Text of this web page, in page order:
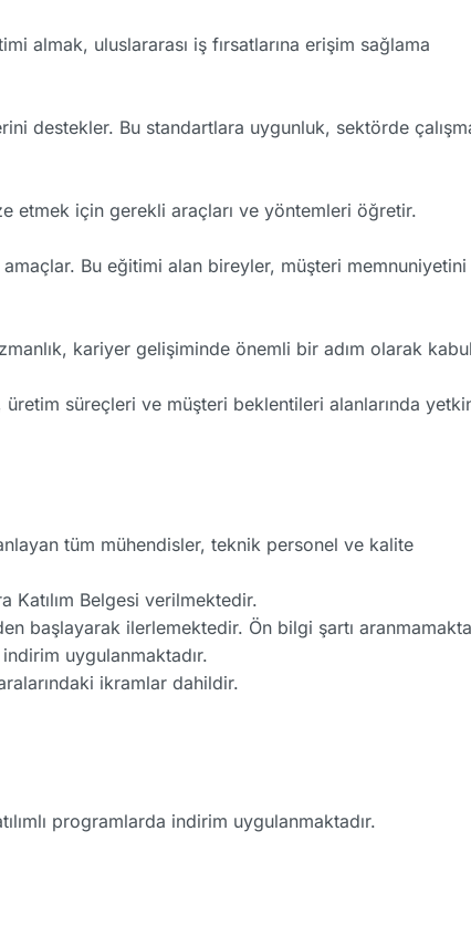
almak, uluslararası iş fırsatlarına erişim sağlama
destekler. Bu standartlara uygunluk, sektörde
etmek için gerekli araçları ve yöntemleri öğretir.
Bu eğitimi alan bireyler, müşteri memnuniyetini
kariyer gelişiminde önemli bir adım olarak kabul
süreçleri ve müşteri beklentileri alanlarında
tüm mühendisler, teknik personel ve kalite
Katılım Belgesi verilmektedir.
başlayarak ilerlemektedir. Ön bilgi şartı
uygulanmaktadır.
ikramlar dahildir.
programlarda indirim uygulanmaktadır.